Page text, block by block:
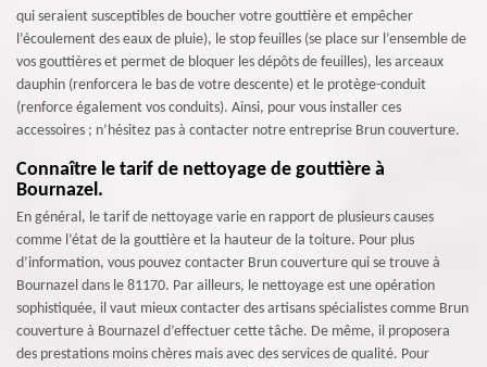
qui seraient susceptibles de boucher votre gouttière et empêcher
l’écoulement des eaux de pluie), le stop feuilles (se place sur l’ensemble de
vos gouttières et permet de bloquer les dépôts de feuilles), les arceaux
dauphin (renforcera le bas de votre descente) et le protège-conduit
(renforce également vos conduits). Ainsi, pour vous installer ces
accessoires ; n’hésitez pas à contacter notre entreprise Brun couverture.
Connaître le tarif de nettoyage de gouttière à
Bournazel.
En général, le tarif de nettoyage varie en rapport de plusieurs causes
comme l’état de la gouttière et la hauteur de la toiture. Pour plus
d’information, vous pouvez contacter Brun couverture qui se trouve à
Bournazel dans le 81170. Par ailleurs, le nettoyage est une opération
sophistiquée, il vaut mieux contacter des artisans spécialistes comme Brun
couverture à Bournazel d’effectuer cette tâche. De même, il proposera
des prestations moins chères mais avec des services de qualité. Pour